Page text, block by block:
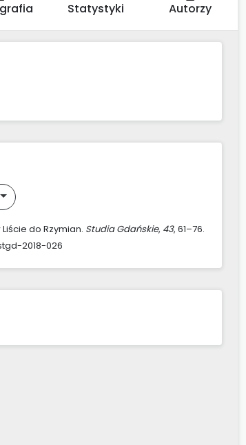
Statystyki Autorzy
Liście do Rzymian. Studia Gdańskie, 43, 61–76.
2018-026